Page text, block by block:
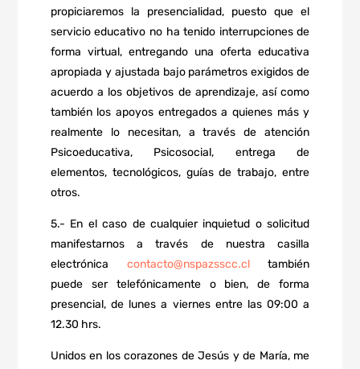
propiciaremos la presencialidad, puesto que el
servicio educativo no ha tenido interrupciones de
forma virtual, entregando una oferta educativa
apropiada y ajustada bajo parámetros exigidos de
acuerdo a los objetivos de aprendizaje, así como
también los apoyos entregados a quienes más y
realmente lo necesitan, a través de atención
Psicoeducativa, Psicosocial, entrega de
elementos, tecnológicos, guías de trabajo, entre
otros.
5.- En el caso de cualquier inquietud o solicitud
manifestarnos a través de nuestra casilla
electrónica contacto@nspazsscc.cltambién
puede ser telefónicamente o bien, de forma
presencial, de lunes a viernes entre las 09:00 a
12.30 hrs.
Unidos en los corazones de Jesús y de María, me